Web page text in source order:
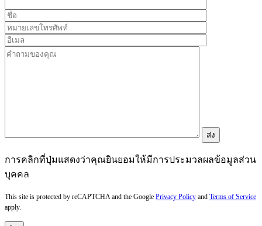
การคลิกที่ปุ่มแสดงว่าคุณยินยอมให้มีการประมวลผลข้อมูลส่วน
บุคคล
This site is protected by reCAPTCHA and the Google Privacy Policy and Terms of Service
apply.